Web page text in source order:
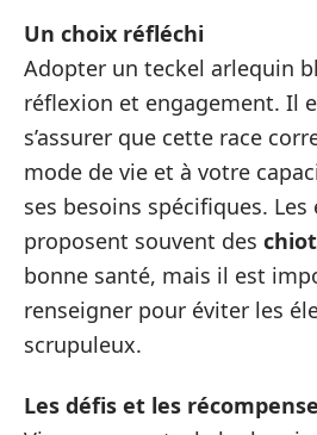
Un choix réfléchi
Adopter un teckel arlequin
réflexion et engagement. Il
s’assurer que cette race
mode de vie et à votre
ses besoins spécifiques.
proposent souvent des
bonne santé, mais il est
renseigner pour éviter les
scrupuleux.
Les défis et les